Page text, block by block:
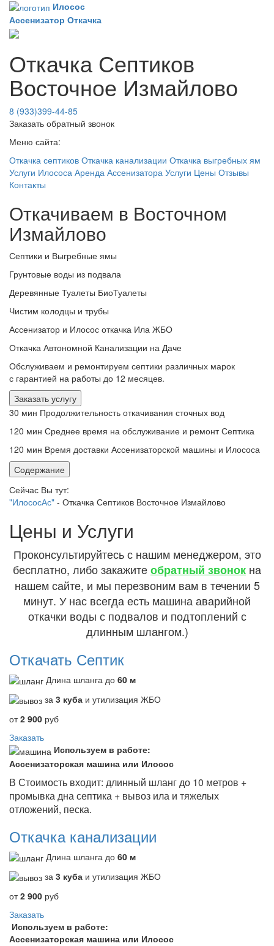
Илосос
Ассенизатор Откачка
Откачка Септиков
Восточное Измайлово
8 (933)399-44-85
Заказать обратный звонок
Меню сайта:
Откачка септиков Откачка канализации Откачка выгребных ям
Услуги Илососа Аренда Ассенизатора Услуги Цены Отзывы
Контакты
Откачиваем в Восточном
Измайлово
Септики и Выгребные ямы
Грунтовые воды из подвала
Деревянные Туалеты БиоТуалеты
Чистим колодцы и трубы
Ассенизатор и Илосос откачка Ила ЖБО
Откачка Автономной Канализации на Даче
Обслуживаем и ремонтируем септики различных марок
с гарантией на работы до 12 месяцев.
Заказать услугу
30 мин Продолжительность откачивания сточных вод
120 мин Среднее время на обслуживание и ремонт Септика
120 мин Время доставки Ассенизаторской машины и Илососа
Содержание
Сейчас Вы тут:
"ИлососАс" - Откачка Септиков Восточное Измайлово
Цены и Услуги
Проконсультируйтесь с нашим менеджером, это
бесплатно, либо закажитеобратный звонок на
нашем сайте, и мы перезвоним вам в течении 5
минут. У нас всегда есть машина аварийной
откачки воды с подвалов и подтоплений с
длинным шлангом.)
Откачать Септик
Длина шланга до 60 м
за 3 куба и утилизация ЖБО
от2 900 руб
Заказать
Используем в работе:
Ассенизаторская машина или Илосос
В Стоимость входит: длинный шланг до 10 метров +
промывка дна септика + вывоз ила и тяжелых
отложений, песка.
Откачка канализации
Длина шланга до 60 м
за 3 куба и утилизация ЖБО
от2 900 руб
Заказать
Используем в работе:
Ассенизаторская машина или Илосос